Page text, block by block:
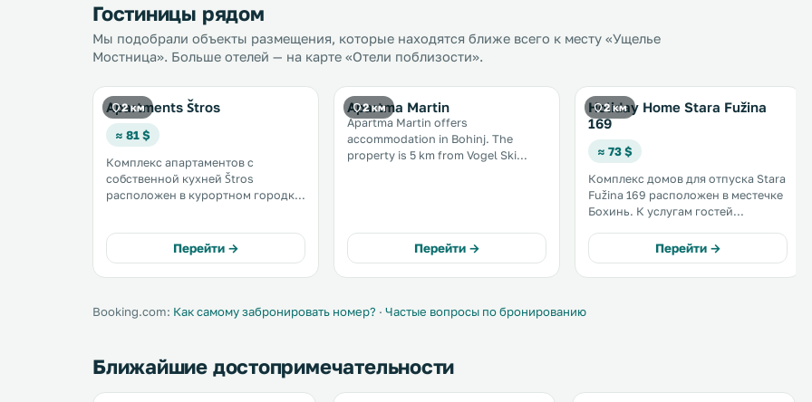
Гостиницы рядом
Мы подобрали объекты размещения, которые находятся ближе всего к месту «Ущелье
Мостница». Больше отелей — на карте «Отели поблизости».
2 км
Apartments Štros
≈ 81 $
Комплекс апартаментов с
собственной кухней Štros
расположен в курортном городке
к Wi-Fi предоставляется на всей
территории. .
Перейти →
2 км
Apartma Martin
Apartma Martin offers
accommodation in Bohinj. The
property is 5 km from Vogel Ski
there is a private bathroom. .
Перейти →
2 км
Holiday Home Stara Fužina
169
≈ 73 $
Комплекс домов для отпуска Stara
Fužina 169 расположен в местечке
Бохинь. К услугам гостей
принадлежностями для барбекю и
бесплатный Wi-Fi на всей
территории. .
Перейти →
Booking.com: Как самому забронировать номер? · Частые вопросы по бронированию
Ближайшие достопримечательности